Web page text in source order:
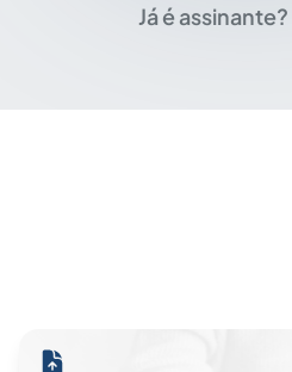
Já é assinante?